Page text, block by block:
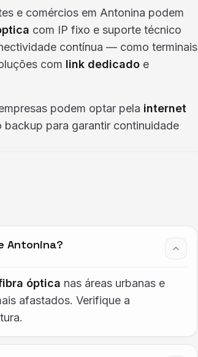
e comércios em Antonina podem
com IP fixo e suporte técnico
contínua — como terminais
com link dedicado e
podem optar pela internet
para garantir continuidade
Antonina?
óptica nas áreas urbanas e
afastados. Verifique a